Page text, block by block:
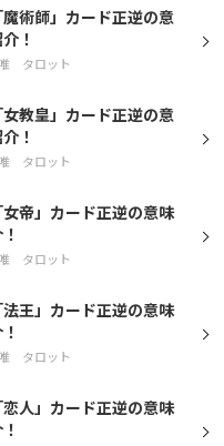
術師」カード正逆の意
！
タロット
教皇」カード正逆の意
！
タロット
帝」カード正逆の意味
タロット
王」カード正逆の意味
タロット
人」カード正逆の意味